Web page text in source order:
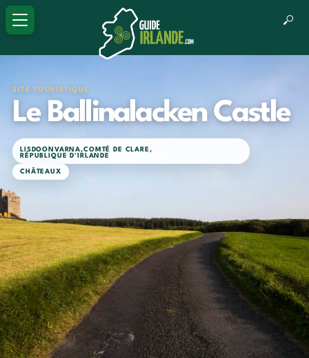
SITE TOURISTIQUE
Le Ballinalacken Castle
LISDOONVARNA,COMTÉ DE CLARE ,
RÉPUBLIQUE D'IRLANDE
CHÂTEAUX